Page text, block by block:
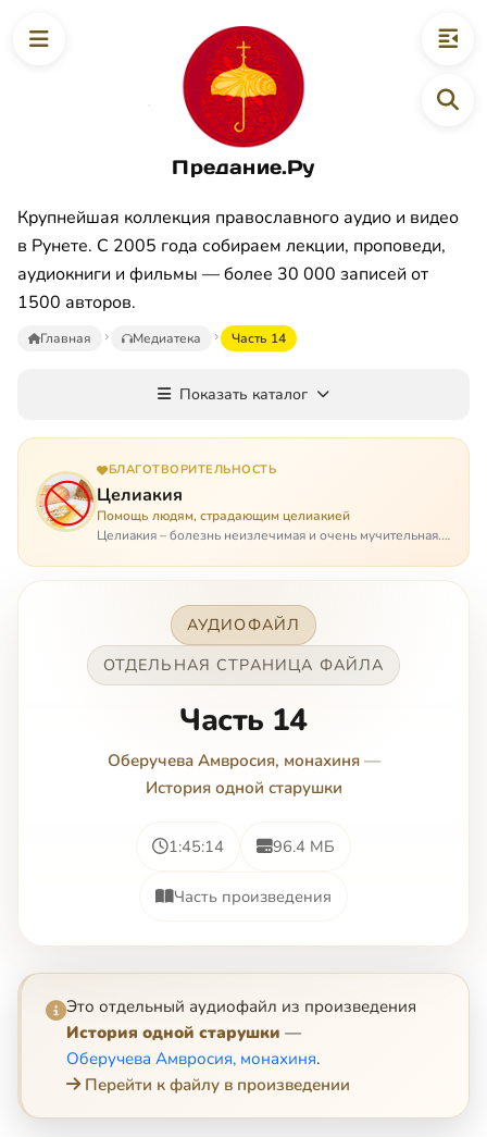
Предание.Ру
Крупнейшая коллекция православного аудио и видео
в Рунете. С 2005 года собираем лекции, проповеди,
аудиокниги и фильмы — более 30 000 записей от
1500 авторов.
Главная Медиатека Часть 14
Показать каталог
БЛАГОТВОРИТЕЛЬНОСТЬ
Целиакия
Помощь людям, страдающим целиакией
Целиакия – болезнь неизлечимая и очень мучительная.
целиакией страдает в одиночестве, не представляя
АУДИОФАЙЛ
ОТДЕЛЬНАЯ СТРАНИЦА ФАЙЛА
Часть 14
Оберучева Амвросия, монахиня—
История одной старушки
1:45:14 96.4 МБ
Часть произведения
Это отдельный аудиофайл из произведения
История одной старушки —
Оберучева Амвросия, монахиня.
Перейти к файлу в произведении